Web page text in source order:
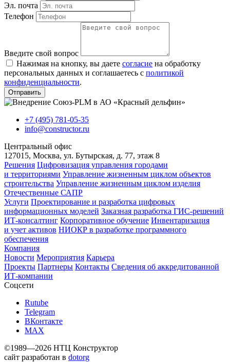
Эл. почта
Телефон
Введите свой вопрос
Нажимая на кнопку, вы даете согласие на обработку
персональных данных и соглашаетесь с политикой
конфиденциальности.
Отправить
+7 (495) 781-05-35
info@constructor.ru
Центральный офис
127015, Москва, ул. Бутырская, д. 77, этаж 8
Решения Цифровизация управления городами
и территориями Управление жизненным циклом объектов
строительства Управление жизненным циклом изделия
Отечественные САПР
Услуги Проектирование и разработка цифровых
информационных моделей Заказная разработка ГИС‑решений
ИТ-консалтинг Корпоративное обучение Инвентаризация
и учет активов НИОКР в разработке программного
обеспечения
Компания
Новости Мероприятия Карьера
Проекты Партнеры Контакты Сведения об аккредитованной
ИТ-компании
Соцсети
Rutube
Telegram
ВКонтакте
MAX
©1989—2026 НТЦ Конструктор
сайт разработан в dotorg